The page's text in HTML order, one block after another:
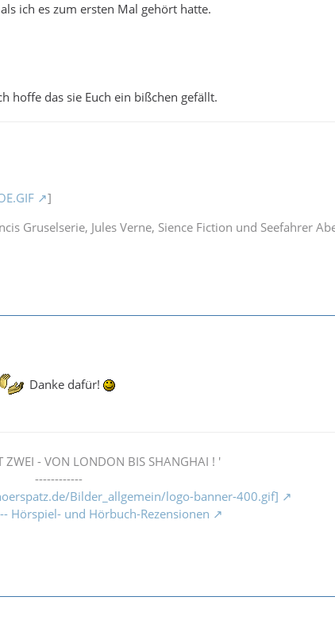
ich es zum ersten Mal gehört hatte.
hoffe das sie Euch ein bißchen gefällt.
]
Gruselserie, Jules Verne, Sience Fiction und Seefahrer
Danke dafür!
ZWEI - VON LONDON BIS SHANGHAI ! '
------------
Bilder_allgemein/logo-banner-400.gif]
Hörspiel- und Hörbuch-Rezensionen